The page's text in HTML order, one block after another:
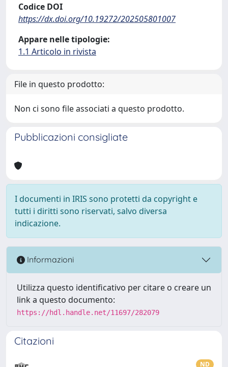
Codice DOI
https://dx.doi.org/10.19272/202505801007
Appare nelle tipologie:
1.1 Articolo in rivista
File in questo prodotto:
Non ci sono file associati a questo prodotto.
Pubblicazioni consigliate
I documenti in IRIS sono protetti da copyright e
tutti i diritti sono riservati, salvo diversa
indicazione.
Informazioni
Utilizza questo identificativo per citare o creare un
link a questo documento:
https://hdl.handle.net/11697/282079
Citazioni
ND